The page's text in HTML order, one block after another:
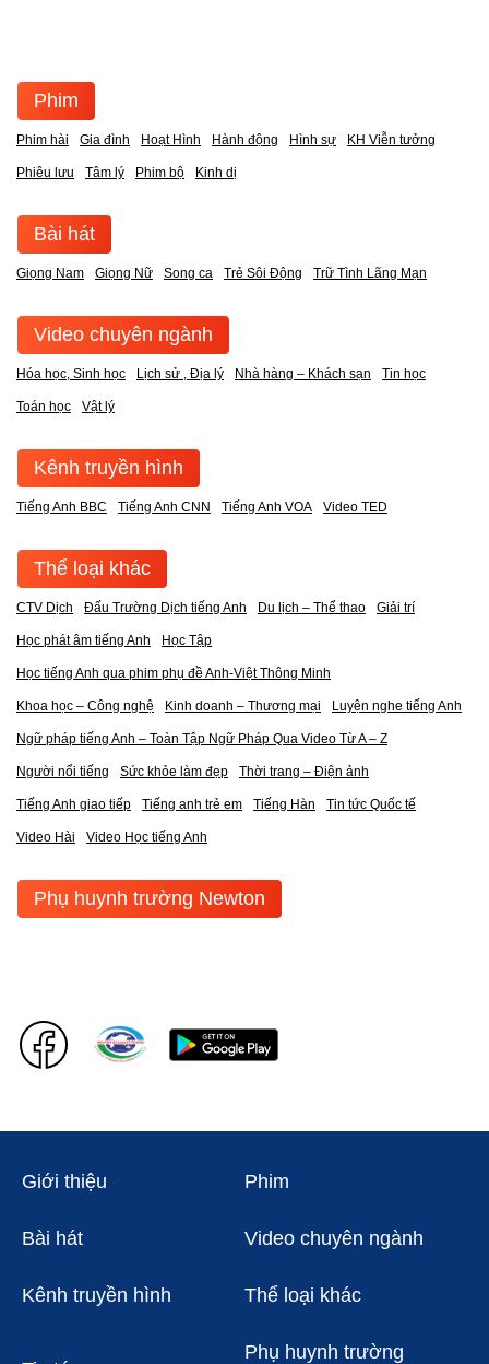
Phim
Phim hài Gia đình Hoạt Hình Hành động Hình sự KH Viễn tưởng
Phiêu lưu Tâm lý Phim bộ Kinh dị
Bài hát
Giọng Nam Giọng Nữ Song ca Trẻ Sôi Động Trữ Tình Lãng Mạn
Video chuyên ngành
Hóa học, Sinh học Lịch sử , Địa lý Nhà hàng – Khách sạn Tin học
Toán học Vật lý
Kênh truyền hình
Tiếng Anh BBC Tiếng Anh CNN Tiếng Anh VOA Video TED
Thể loại khác
CTV Dịch Đấu Trường Dịch tiếng Anh Du lịch – Thể thao Giải trí
Học phát âm tiếng Anh Học Tập
Học tiếng Anh qua phim phụ đề Anh-Việt Thông Minh
Khoa học – Công nghệ Kinh doanh – Thương mại Luyện nghe tiếng Anh
Ngữ pháp tiếng Anh – Toàn Tập Ngữ Pháp Qua Video Từ A – Z
Người nổi tiếng Sức khỏe làm đẹp Thời trang – Điện ảnh
Tiếng Anh giao tiếp Tiếng anh trẻ em Tiếng Hàn Tin tức Quốc tế
Video Hài Video Học tiếng Anh
Phụ huynh trường Newton
Giới thiệu Phim
Bài hát Video chuyên ngành
Kênh truyền hình Thể loại khác
Phụ huynh trường